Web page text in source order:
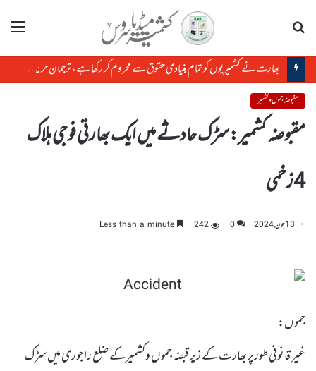
مینو
بھارت نے کشمیریوں کو تمام بنیادی حقوق سے محروم کر رکھا ہے، ترجمان حریت کانفرنس
مقبوضہ جموں و کشمیر
مقبوضہ کشمیر:سڑک حادثے میں ایک بھارتی فوجی ہلاک
4زخمی
13 جون, 2024 0
242
جموں:
غیر قانونی طورپر بھارت کے زیر قبضہ جموں وکشمیرکے ضلع راجوری میں سڑک